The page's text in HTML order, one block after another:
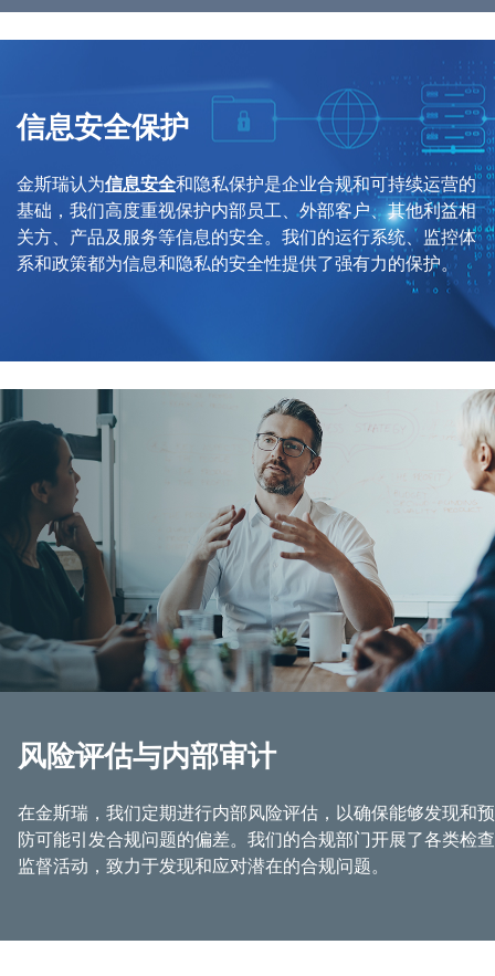
信息安全保护
金斯瑞认为信息安全和隐私保护是企业合规和可持续运营的
基础，我们高度重视保护内部员工、外部客户、其他利益相
关方、产品及服务等信息的安全。我们的运行系统、监控体
系和政策都为信息和隐私的安全性提供了强有力的保护。
风险评估与内部审计
在金斯瑞，我们定期进行内部风险评估，以确保能够发现和预
防可能引发合规问题的偏差。我们的合规部门开展了各类检查
监督活动，致力于发现和应对潜在的合规问题。